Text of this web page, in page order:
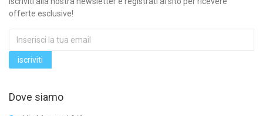
offerte esclusive!
Dove siamo